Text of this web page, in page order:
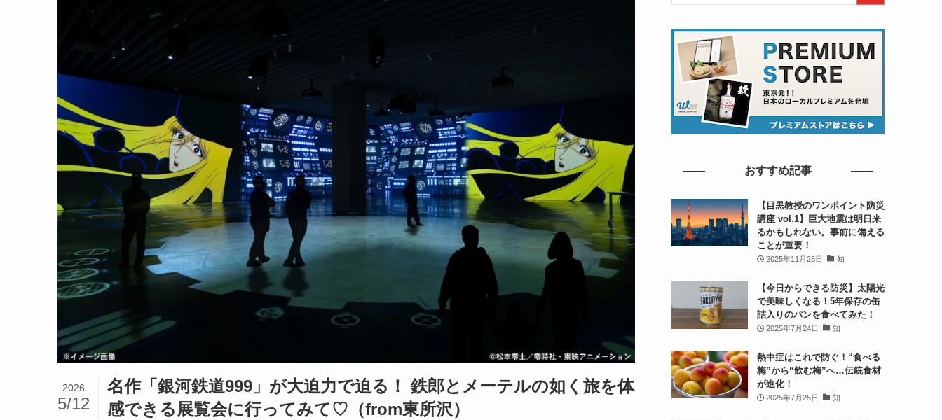
名作「銀河鉄道999」が大迫力で迫る！ 鉄郎とメーテルの如く旅を体
感できる展覧会に行ってみて♡（from東所沢）
2026
5/12
おすすめ記事
【目黒教授のワンポイント防災
講座 vol.1】巨大地震は明日来
るかもしれない。事前に備える
ことが重要！
2025年11月25日 知
【今日からできる防災】太陽光
で美味しくなる！5年保存の缶
詰入りのパンを食べてみた！
2025年7月24日 知
熱中症はこれで防ぐ！“食べる
梅”から“飲む梅”へ…伝統食材
が進化！
2025年7月25日 知